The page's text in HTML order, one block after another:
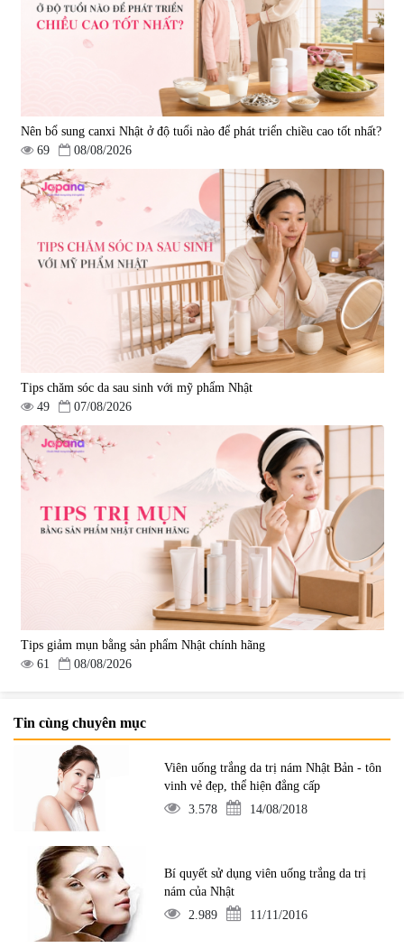
Nên bổ sung canxi Nhật ở độ tuổi nào để phát triển chiều cao tốt nhất?
69
08/08/2026
Tips chăm sóc da sau sinh với mỹ phẩm Nhật
49
07/08/2026
Tips giảm mụn bằng sản phẩm Nhật chính hãng
61
08/08/2026
Tin cùng chuyên mục
Viên uống trắng da trị nám Nhật Bản - tôn
vinh vẻ đẹp, thể hiện đẳng cấp
3.578
14/08/2018
Bí quyết sử dụng viên uống trắng da trị
nám của Nhật
2.989
11/11/2016